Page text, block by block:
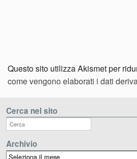
Questo sito utilizza Akismet per
come vengono elaborati i dati
Cerca nel sito
Archivio
Archivio